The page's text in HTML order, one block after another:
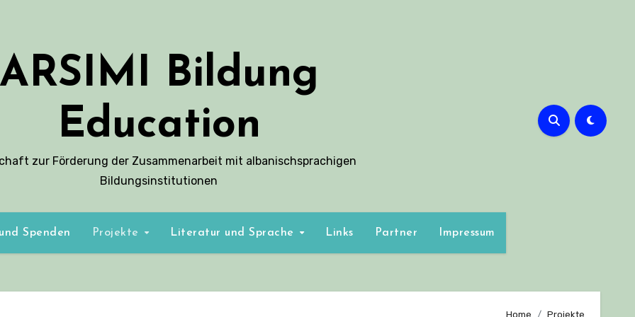
ARSIMI Bildung
Education
zur Förderung der Zusammenarbeit mit albanischsprachigen
Bildungsinstitutionen
Spenden Projekte Literatur und Sprache Links Partner Impressum
Home Projekte